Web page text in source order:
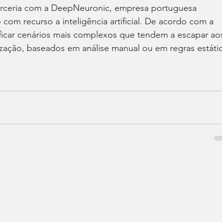
com a DeepNeuronic, empresa portuguesa
com recurso a inteligência artificial. De acordo com a
cenários mais complexos que tendem a escapar
baseados em análise manual ou em regras